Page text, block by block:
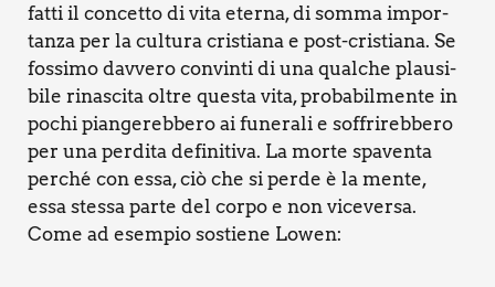
fat­ti il con­cet­to di vita eter­na, di som­ma impor­
tan­za per la cul­tu­ra cri­stia­na e post-cri­stia­na. Se
fos­si­mo dav­ve­ro con­vin­ti di una qual­che plau­si­
bi­le rina­sci­ta oltre que­sta vita, pro­ba­bil­men­te in
pochi pian­ge­reb­be­ro ai fune­ra­li e sof­fri­reb­be­ro
per una per­di­ta defi­ni­ti­va. La mor­te spa­ven­ta
per­ché con essa, ciò che si per­de è la men­te,
essa stes­sa par­te del cor­po e non vice­ver­sa.
Come ad esem­pio sostie­ne Lowen: